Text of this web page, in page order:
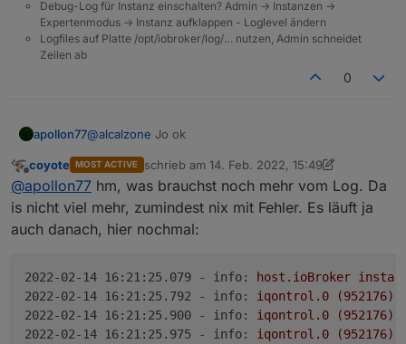
      | ^~~~~~~~~~~
host.ioBroker	2022-02-14 16:19:49.571
host.ioBroker	2022-02-14 16:19:49.570
host.ioBroker	2022-02-14 16:19:49.570
host.ioBroker	2022-02-14 16:19:49.570
host.ioBroker	2022-02-14 16:19:49.569
host.ioBroker	2022-02-14 16:19:49.568	error
host.ioBroker	2022-02-14 16:19:49.568
host.ioBroker	2022-02-14 16:19:49.567
host.ioBroker	2022-02-14 16:19:49.560
host.ioBroker	2022-02-14 16:19:49.559
host.ioBroker	2022-02-14 16:19:49.559
Debug-Log für Instanz einschalten? Admin -> Instanzen ->
Expertenmodus -> Instanz aufklappen - Loglevel ändern
Logfiles auf Platte /opt/iobroker/log/… nutzen, Admin schneidet
Zeilen ab
0
apollon77@alcalzone Jo ok
@da_WoodyWas ist es denn für ein Host? Also
Hardware? Und mich würde auch malinteressieren
wieviele State changes da so durchfliessen. Also mal
bitte im Admin (wenn der wieder geht)
unterInstanzen mit Expertenmodus aktiv schauen
raus und in welchen Adapter rein gehen
Offline
coyote MOST ACTIVE schrieb am 14. Feb. 2022, 15:49
zuletzt editiert von coyote
@apollon77 hm, was brauchst noch mehr vom Log. Da
is nicht viel mehr, zumindest nix mit Fehler. Es läuft ja
auch danach, hier nochmal:
2022-02-14 16:21:25.079 - info: host.ioBroker
2022-02-14 16:21:25.792 - info:
iqontrol.0 (952176)
2022-02-14 16:21:25.900 - info:
iqontrol.0 (952176)
2022-02-14 16:21:25.975 - info:
iqontrol.0 (952176)